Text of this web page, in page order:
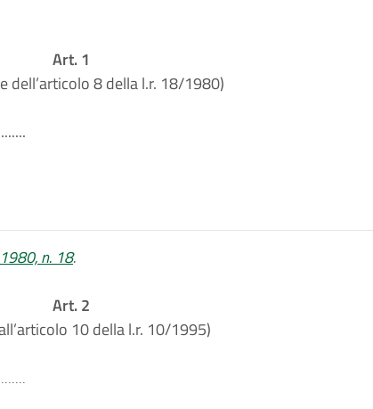
Art. 1
dell’articolo 8 della l.r. 18/1980)
n. 18.
Art. 2
10 della l.r. 10/1995)